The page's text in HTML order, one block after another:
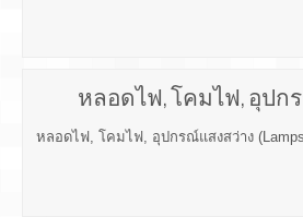
หลอดไฟ, โคมไฟ, อุปก
หลอดไฟ, โคมไฟ, อุปกรณ์แสงสว่าง